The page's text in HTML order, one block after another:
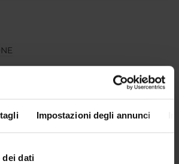
Impostazioni degli annunci
dei datiSTUDENTI